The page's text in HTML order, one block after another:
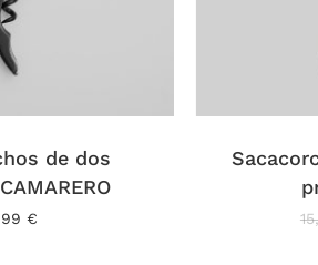
de dos
€